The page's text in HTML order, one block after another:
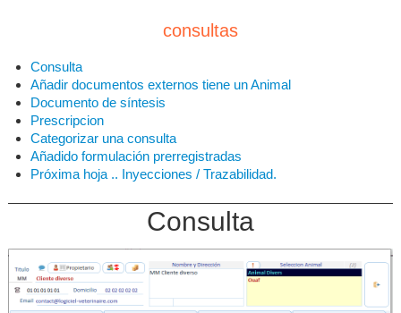
Datavet ?▼
Licence
consultas
Consulta
Añadir documentos externos tiene un Animal
Documento de síntesis
Prescripcion
Categorizar una consulta
Añadido formulación prerregistradas
Próxima hoja .. Inyecciones / Trazabilidad.
Consulta